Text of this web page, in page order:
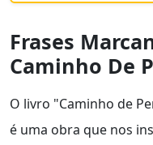
Frases
Caminho De
O livro "Caminho de
é uma obra que nos